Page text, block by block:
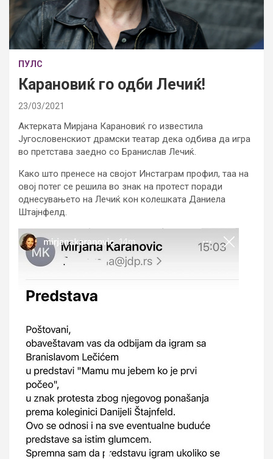
ПУЛС
Карановиќ го одби Лечиќ!
23/03/2021
Актерката Мирјана Карановиќ го известила
Југословенскиот драмски театар дека одбива да игра
во претстава заедно со Бранислав Лечиќ.
Како што пренесе на својот Инстаграм профил, таа на
овој потег се решила во знак на протест поради
однесувањето на Лечиќ кон колешката Даниела
Штајнфелд.